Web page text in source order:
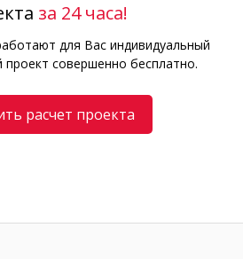
за 24 часа!
для Вас индивидуальный
проект совершенно бесплатно.
расчет проекта